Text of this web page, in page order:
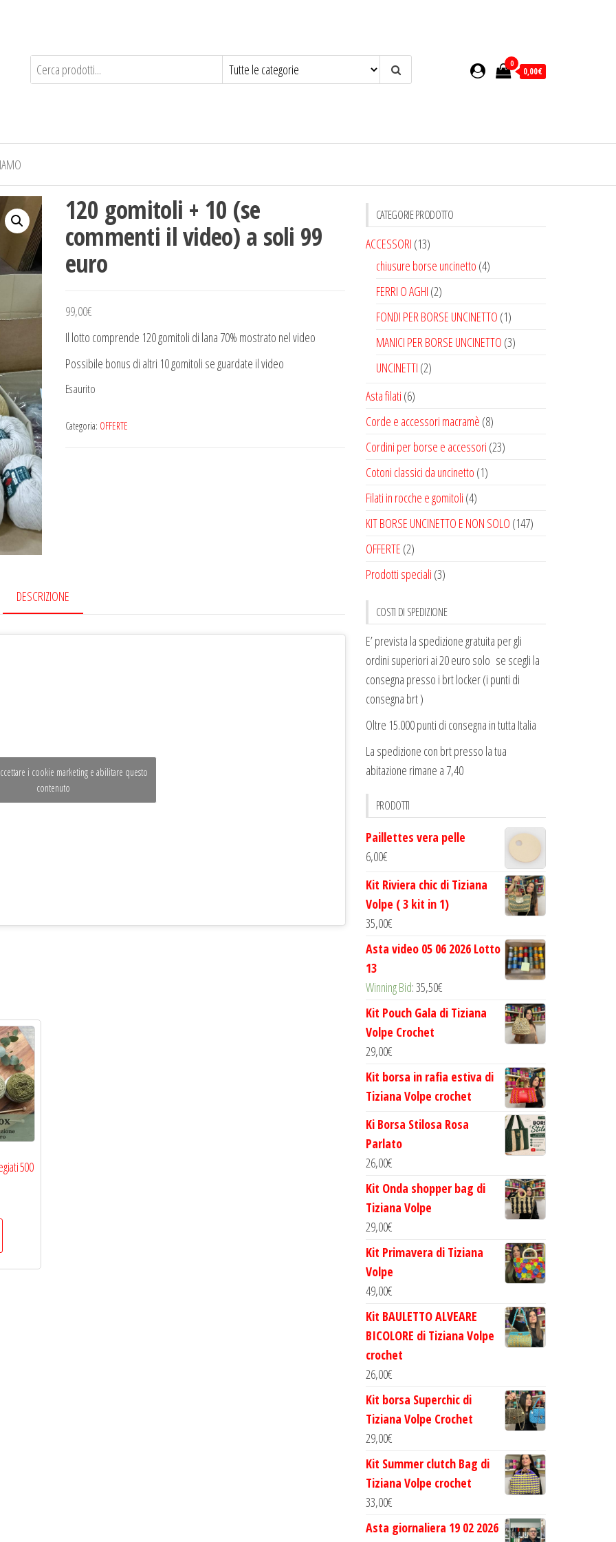
0
0,00€
120 gomitoli + 10 (se
commenti il video) a soli 99
euro
99,00€
Il lotto comprende 120 gomitoli di lana 70% mostrato nel video
Possibile bonus di altri 10 gomitoli se guardate il video
Esaurito
Categoria: OFFERTE
DESCRIZIONE
i cookie marketing e abilitare questo
contenuto
500
Questo
CATEGORIE PRODOTTO
ACCESSORI (13)
chiusure borse uncinetto (4)
FERRI O AGHI (2)
FONDI PER BORSE UNCINETTO (1)
MANICI PER BORSE UNCINETTO (3)
UNCINETTI (2)
Asta filati (6)
Corde e accessori macramè (8)
Cordini per borse e accessori (23)
Cotoni classici da uncinetto (1)
Filati in rocche e gomitoli (4)
KIT BORSE UNCINETTO E NON SOLO (147)
OFFERTE (2)
Prodotti speciali (3)
COSTI DI SPEDIZIONE
E’ prevista la spedizione gratuita per gli
ordini superiori ai 20 euro solo se scegli la
consegna presso i brt locker (i punti di
consegna brt )
Oltre 15.000 punti di consegna in tutta Italia
La spedizione con brt presso la tua
abitazione rimane a 7,40
PRODOTTI
Paillettes vera pelle
6,00€
Kit Riviera chic di Tiziana
Volpe ( 3 kit in 1)
35,00€
Asta video 05 06 2026 Lotto
13
Winning Bid:35,50€
Kit Pouch Gala di Tiziana
Volpe Crochet
29,00€
Kit borsa in rafia estiva di
Tiziana Volpe crochet
Ki Borsa Stilosa Rosa
Parlato
26,00€
Kit Onda shopper bag di
Tiziana Volpe
29,00€
Kit Primavera di Tiziana
Volpe
49,00€
Kit BAULETTO ALVEARE
BICOLORE di Tiziana Volpe
crochet
26,00€
Kit borsa Superchic di
Tiziana Volpe Crochet
29,00€
Kit Summer clutch Bag di
Tiziana Volpe crochet
33,00€
Asta giornaliera 19 02 2026